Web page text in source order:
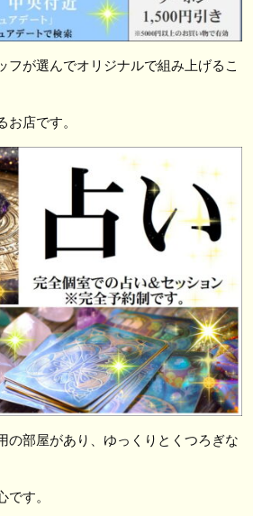
フが選んでオリジナルで組み上げるこ
お店です。
の部屋があり、ゆっくりとくつろぎな
です。